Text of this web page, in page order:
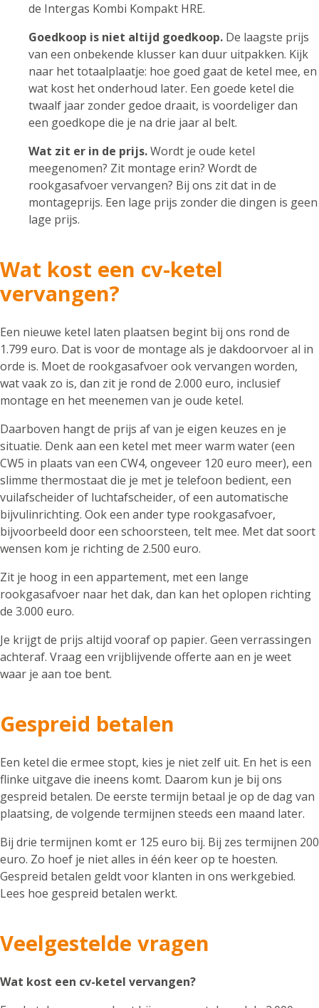
de Intergas Kombi Kompakt HRE.
Goedkoop is niet altijd goedkoop. De laagste prijs
van een onbekende klusser kan duur uitpakken. Kijk
naar het totaalplaatje: hoe goed gaat de ketel mee, en
wat kost het onderhoud later. Een goede ketel die
twaalf jaar zonder gedoe draait, is voordeliger dan
een goedkope die je na drie jaar al belt.
Wat zit er in de prijs.Wordt je oude ketel
meegenomen? Zit montage erin? Wordt de
rookgasafvoer vervangen? Bij ons zit dat in de
montageprijs. Een lage prijs zonder die dingen is geen
lage prijs.
Wat kost een cv-ketel
vervangen?
Een nieuwe ketel laten plaatsen begint bij ons rond de
1.799 euro. Dat is voor de montage als je dakdoorvoer al in
orde is. Moet de rookgasafvoer ook vervangen worden,
wat vaak zo is, dan zit je rond de 2.000 euro, inclusief
montage en het meenemen van je oude ketel.
Daarboven hangt de prijs af van je eigen keuzes en je
situatie. Denk aan een ketel met meer warm water (een
CW5 in plaats van een CW4, ongeveer 120 euro meer), een
slimme thermostaat die je met je telefoon bedient, een
vuilafscheider of luchtafscheider, of een automatische
bijvulinrichting. Ook een ander type rookgasafvoer,
bijvoorbeeld door een schoorsteen, telt mee. Met dat soort
wensen kom je richting de 2.500 euro.
Zit je hoog in een appartement, met een lange
rookgasafvoer naar het dak, dan kan het oplopen richting
de 3.000 euro.
Je krijgt de prijs altijd vooraf op papier. Geen verrassingen
achteraf. Vraag een vrijblijvende offerte aan en je weet
waar je aan toe bent.
Gespreid betalen
Een ketel die ermee stopt, kies je niet zelf uit. En het is een
flinke uitgave die ineens komt. Daarom kun je bij ons
gespreid betalen. De eerste termijn betaal je op de dag van
plaatsing, de volgende termijnen steeds een maand later.
Bij drie termijnen komt er 125 euro bij. Bij zes termijnen 200
euro. Zo hoef je niet alles in één keer op te hoesten.
Gespreid betalen geldt voor klanten in ons werkgebied.
Lees hoe gespreid betalen werkt.
Veelgestelde vragen
Wat kost een cv-ketel vervangen?